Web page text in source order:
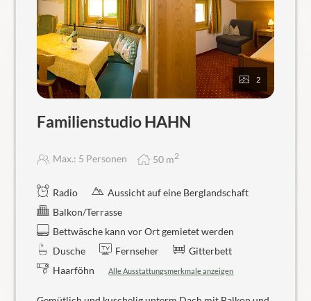
2
Familienstudio HAHN
Max.: 5 Personen 50 m2
Radio
Aussicht auf eine Berglandschaft
Balkon/Terrasse
Bettwäsche kann vor Ort gemietet werden
Dusche
Fernseher
Gitterbett
Haarföhn
Alle Ausstattungsmerkmale anzeigen